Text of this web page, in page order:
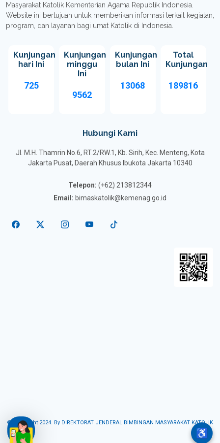
Masyarakat Katolik Kementerian Agama Republik Indonesia.
Website ini bertujuan untuk memberikan informasi terkait kegiatan,
program, dan layanan bagi umat Katolik di Indonesia.
Kunjungan
hari Ini
725
Kunjungan
minggu
Ini
9562
Kunjungan
bulan Ini
13068
Total
Kunjungan
189816
Hubungi Kami
Jl. M.H. Thamrin No.6, RT.2/RW.1, Kb. Sirih, Kec. Menteng, Kota
Jakarta Pusat, Daerah Khusus Ibukota Jakarta 10340
Telepon: (+62) 213812344
Email: bimaskatolik@kemenag.go.id
© Copyright 2024. By DIREKTORAT JENDERAL BIMBINGAN MASYARAKAT KATOLIK
♿